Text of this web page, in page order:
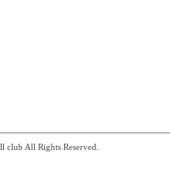
club All Rights Reserved.